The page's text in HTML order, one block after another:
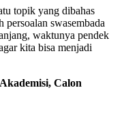
topik yang dibahas
persoalan swasembada
waktunya pendek
kita bisa menjadi
Calon